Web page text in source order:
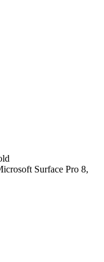
Surface Pro 8,